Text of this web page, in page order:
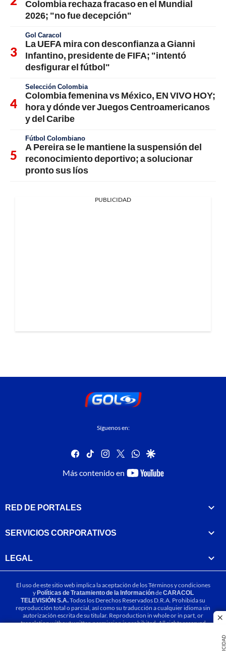
Colombia rechaza fracaso en el Mundial
2026; "no fue decepción"
Gol Caracol
La UEFA mira con desconfianza a Gianni
Infantino, presidente de FIFA; "intentó
desfigurar el fútbol"
Selección Colombia
Colombia femenina vs México, EN VIVO HOY;
hora y dónde ver Juegos Centroamericanos
y del Caribe
Fútbol Colombiano
A Pereira se le mantiene la suspensión del
reconocimiento deportivo; a solucionar
pronto sus líos
PUBLICIDAD
Síguenos en:
facebook
tiktok instagram
twitterwhatsapp
google
Más contenido en
youtube-
RED DE PORTALES
SERVICIOS CORPORATIVOS
LEGAL
El uso de este sitio web implica la aceptación de losTérminos y condiciones
yPolíticas de Tratamiento de la InformacióndeCARACOL
TELEVISIÓN S.A.Todos los Derechos Reservados D.R.A. Prohibida su
reproducción total o parcial, así como su traducción a cualquier idioma sin
autorización escrita de su titular. Reproduction in whole or in part, or
translation without written permission is prohibited. All rights reserved